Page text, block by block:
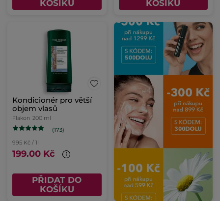
KOŠÍKU KOŠÍKU
Kondicionér pro větší
objem vlasů
Flakon 200 ml
(173)
995 Kč / 1l
199.00 Kč
PŘIDAT DO
KOŠÍKU